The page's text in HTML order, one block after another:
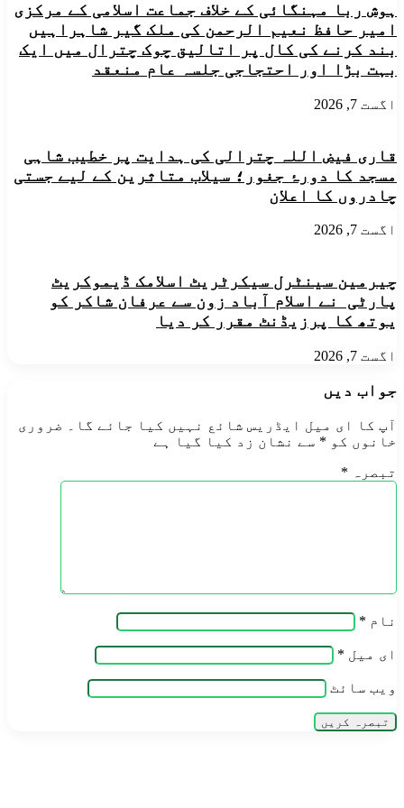
میل
ہیں
وزیر
اعلیٰ
علی
خان
ہوش ربا مہنگائی کے خلاف جماعت اسلامی کے مرکزی
امیر حافظ نعیم الرحمن کی ملک گیر شاہراہیں
بند کرنے کی کال پر اتالیق چوک چترال میں ایک
بہت بڑا اور احتجاجی جلسہ عام منعقد
اگست 7, 2026
قاری فیض اللہ چترالی کی ہدایت پر خطیب شاہی
مسجد کا دورۂ جغور؛ سیلاب متاثرین کے لیے جستی
چادروں کا اعلان
اگست 7, 2026
چیرمین سینٹرل سیکرٹریٹ اسلامک ڈیموکریٹ
پارٹی نے اسلام آباد زون سے عرفان شاکر کو
یوتھ کا پرزیڈنٹ مقرر کر دیا
اگست 7, 2026
جواب دیں
آپ کا ای میل ایڈریس شائع نہیں کیا جائے گا۔
ضروری
خانوں کو * سے نشان زد کیا گیا ہے
تبصرہ *
نام *
ای میل *
ویب‌ سائٹ